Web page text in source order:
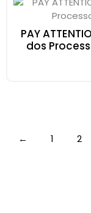
PAY
dos
← 1 2